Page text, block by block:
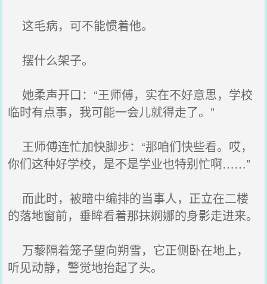
这毛病，可不能惯着他。
摆什么架子。
她柔声开口：“王师傅，实在不好意思，学校
临时有点事，我可能一会儿就得走了。”
王师傅连忙加快脚步：“那咱们快些看。哎，
你们这种好学校，是不是学业也特别忙啊……”
而此时，被暗中编排的当事人，正立在二楼
的落地窗前，垂眸看着那抹婀娜的身影走进来。
万藜隔着笼子望向朔雪，它正侧卧在地上，
听见动静，警觉地抬起了头。